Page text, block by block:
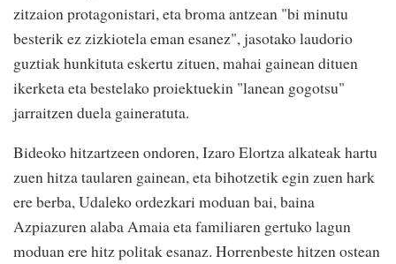
zitzaion protagonistari, eta broma antzean "bi minutu
besterik ez zizkiotela eman esanez", jasotako laudorio
guztiak hunkituta eskertu zituen, mahai gainean dituen
ikerketa eta bestelako proiektuekin "lanean gogotsu"
jarraitzen duela gaineratuta.
Bideoko hitzartzeen ondoren, Izaro Elortza alkateak hartu
zuen hitza taularen gainean, eta bihotzetik egin zuen hark
ere berba, Udaleko ordezkari moduan bai, baina
Azpiazuren alaba Amaia eta familiaren gertuko lagun
moduan ere hitz politak esanaz. Horrenbeste hitzen ostean